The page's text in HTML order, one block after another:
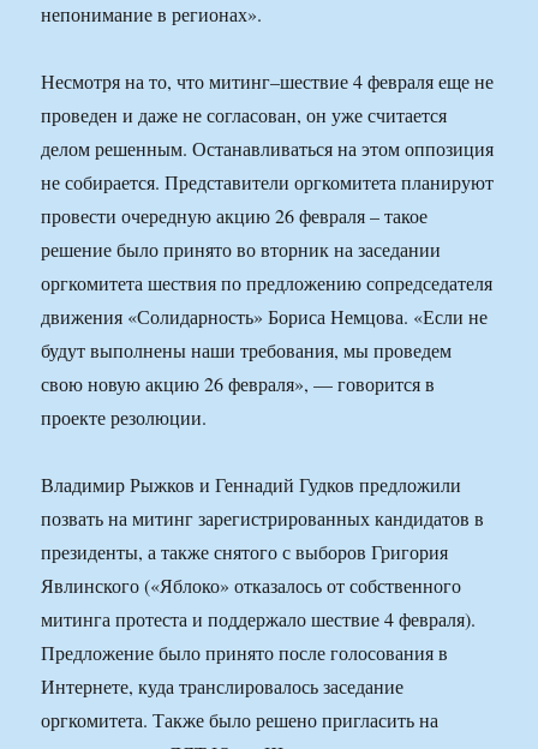
непонимание в регионах».
Несмотря на то, что митинг–шествие 4 февраля еще не
проведен и даже не согласован, он уже считается
делом решенным. Останавливаться на этом оппозиция
не собирается. Представители оргкомитета планируют
провести очередную акцию 26 февраля – такое
решение было принято во вторник на заседании
оргкомитета шествия по предложению сопредседателя
движения «Солидарность» Бориса Немцова. «Если не
будут выполнены наши требования, мы проведем
свою новую акцию 26 февраля», — говорится в
проекте резолюции.
Владимир Рыжков и Геннадий Гудков предложили
позвать на митинг зарегистрированных кандидатов в
президенты, а также снятого с выборов Григория
Явлинского («Яблоко» отказалось от собственного
митинга протеста и поддержало шествие 4 февраля).
Предложение было принято после голосования в
Интернете, куда транслировалось заседание
оргкомитета. Также было решено пригласить на